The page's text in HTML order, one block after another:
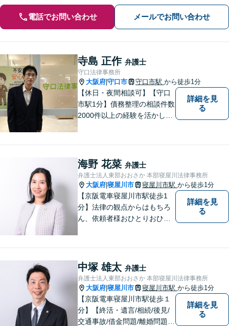
電話でお問い合わせ メールでお問い合わせ
寺島 正作 弁護士
守口法律事務所
大阪府 守口市 守口市駅 から徒歩1分
【休日・夜間相談可】【守口
市駅1分】債務整理の相談件数
2000件以上の経験を活かし、
頼者様が不安を抱かないよう
に、わかりやすく的確なアド
バイスを心がけております。
詳細を見
る
海野 花菜 弁護士
弁護士法人東部おおさか 本部寝屋川法律事務所
大阪府 寝屋川市 寝屋川市駅 から徒歩1分
【京阪電車寝屋川市駅徒歩1
分】法律の観点からはもちろ
ん、依頼者様おひとりおひと
全力でサポートいたします。
詳細を見
る
中塚 雄太 弁護士
弁護士法人東部おおさか 本部寝屋川法律事務所
大阪府 寝屋川市 寝屋川市駅 から徒歩1分
【京阪電車寝屋川市駅徒歩１
分】【終活・遺言/相続/後見/
交通事故/借金問題/離婚問題等
詳細を見
る